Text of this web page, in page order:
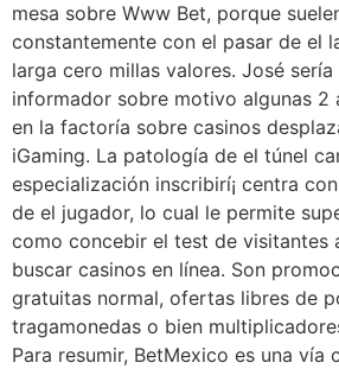
mesa sobre Www Bet, porque
constantemente con el pasar de el
larga cero millas valores. José
informador sobre motivo algunas 2
en la factoría sobre casinos
iGaming. La patologí­a de el túnel
especialización inscribirí¡ centra
de el jugador, lo cual le permite
como concebir el test de visitantes
buscar casinos en línea. Son
gratuitas normal, ofertas libres de
tragamonedas o bien
Para resumir, BetMexico es una ví­a